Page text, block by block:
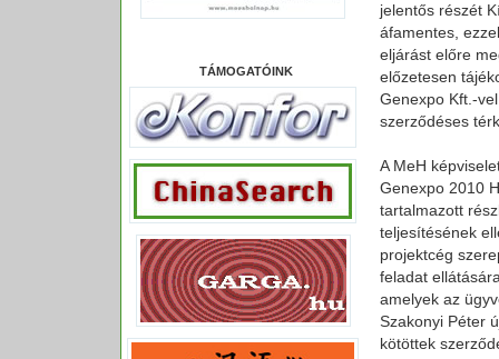
TÁMOGATÓINK
jelentős részét
áfamentes,
eljárást előre
előzetesen
Genexpo Kft.-
szerződéses
A MeH
Genexpo 2010
tartalmazott
teljesítésének
projektcég
feladat
amelyek az
Szakonyi Péter
kötöttek